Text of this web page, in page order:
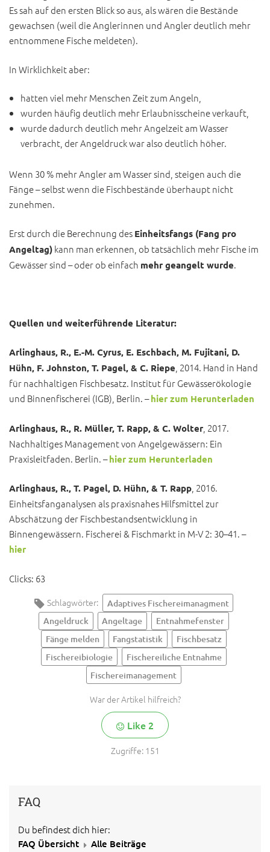
Es sah auf den ersten Blick so aus, als wären die Bestände
gewachsen (weil die Anglerinnen und Angler deutlich mehr
entnommene Fische meldeten).
In Wirklichkeit aber:
hatten viel mehr Menschen Zeit zum Angeln,
wurden häufig deutlich mehr Erlaubnisscheine verkauft,
wurde dadurch deutlich mehr Angelzeit am Wasser
verbracht, der Angeldruck war also deutlich höher.
Wenn 30 % mehr Angler am Wasser sind, steigen auch die
Fänge – selbst wenn die Fischbestände überhaupt nicht
zunehmen.
Erst durch die Berechnung des Einheitsfangs (Fang pro
Angeltag) kann man erkennen, ob tatsächlich mehr Fische im
Gewässer sind – oder ob einfach mehr geangelt wurde.
Quellen und weiterführende Literatur:
Arlinghaus, R., E.-M. Cyrus, E. Eschbach, M. Fujitani, D.
Hühn, F. Johnston, T. Pagel, & C. Riepe, 2014. Hand in Hand
für nachhaltigen Fischbesatz. Institut für Gewässerökologie
und Binnenfischerei (IGB), Berlin. –hier zum Herunterladen
Arlinghaus, R., R. Müller, T. Rapp, & C. Wolter , 2017.
Nachhaltiges Management von Angelgewässern: Ein
Praxisleitfaden. Berlin. –hier zum Herunterladen
Arlinghaus, R., T. Pagel, D. Hühn, & T. Rapp, 2016.
Einheitsfanganalysen als praxisnahes Hilfsmittel zur
Abschätzung der Fischbestandsentwicklung in
Binnengewässern. Fischerei & Fischmarkt in M-V 2: 30–41. –
hier
Clicks: 63
Schlagwörter:
Adaptives Fischereimanagment
Angeldruck
Angeltage
Entnahmefenster
Fänge melden
Fangstatistik
Fischbesatz
Fischereibiologie
Fischereiliche Entnahme
Fischereimanagement
War der Artikel hilfreich?
Like 2
Zugriffe: 151
FAQ
Du befindest dich hier:
FAQ Übersicht Alle Beiträge